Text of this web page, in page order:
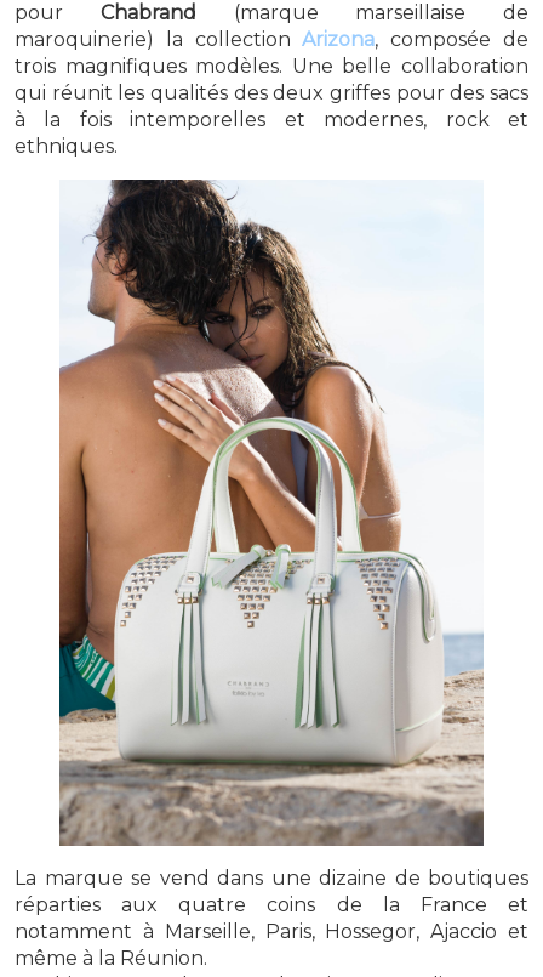
pour Chabrand (marque marseillaise de
maroquinerie) la collectionArizona, composée de
trois magnifiques modèles. Une belle collaboration
qui réunit les qualités des deux griffes pour des sacs
à la fois intemporelles et modernes, rock et
ethniques.
La marque se vend dans une dizaine de boutiques
réparties aux quatre coins de la France et
notamment à Marseille, Paris, Hossegor, Ajaccio et
même à la Réunion.